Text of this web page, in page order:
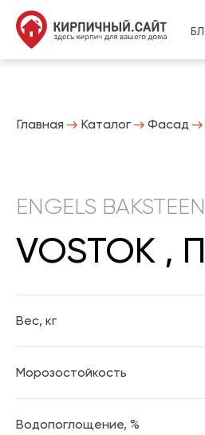
Главная Каталог Фасад
ENGELS BAKSTEEN
VOSTOK ,
Вес, кг
Морозостойкость
Водопоглощение, %